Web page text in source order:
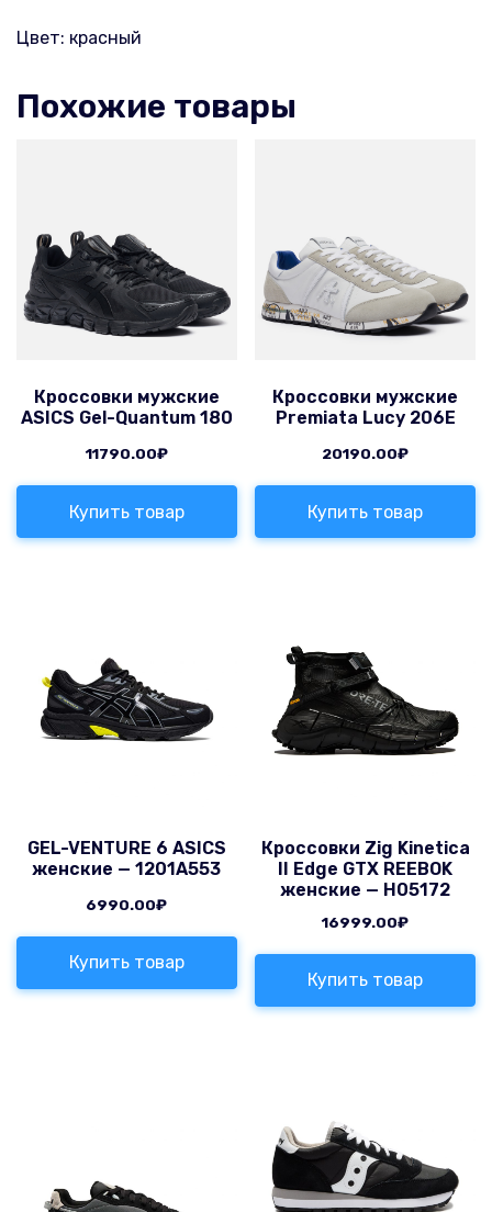
Цвет: красный
Похожие товары
Кроссовки мужские
ASICS Gel-Quantum 180
11790.00₽
Купить товар
Кроссовки мужские
Premiata Lucy 206E
20190.00₽
Купить товар
GEL-VENTURE 6 ASICS
женские — 1201A553
6990.00₽
Купить товар
Кроссовки Zig Kinetica
II Edge GTX REEBOK
женские — H05172
16999.00₽
Купить товар